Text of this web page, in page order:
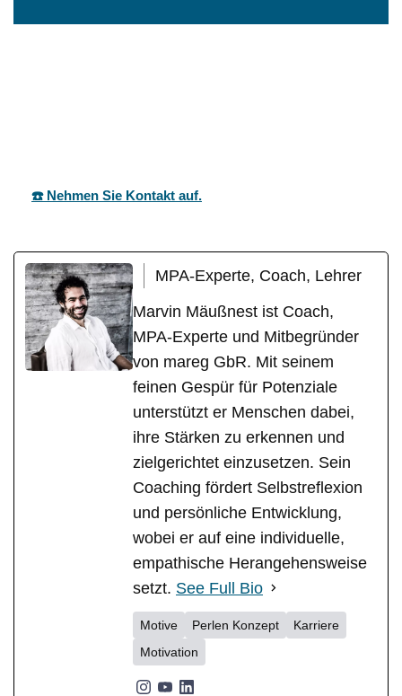
☎️ Nehmen Sie Kontakt auf.
MPA-Experte, Coach, Lehrer
Marvin Mäußnest ist Coach,
MPA-Experte und Mitbegründer
von mareg GbR. Mit seinem
feinen Gespür für Potenziale
unterstützt er Menschen dabei,
ihre Stärken zu erkennen und
zielgerichtet einzusetzen. Sein
Coaching fördert Selbstreflexion
und persönliche Entwicklung,
wobei er auf eine individuelle,
empathische Herangehensweise
setzt. See Full Bio
Motive Perlen Konzept
Karriere
Motivation